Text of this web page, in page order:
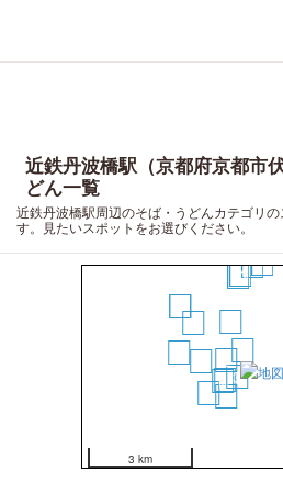
近鉄丹波橋駅（京都府京都市
どん一覧
近鉄丹波橋駅周辺のそば・うどんカテゴリ
す。見たいスポットをお選びください。
2
3
5
6
8
9
10
1213
14
15
1617
3 km